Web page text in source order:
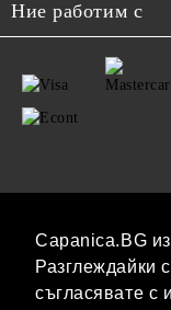
Capanica.BG
Разглеждайки
съгласявате с
Ние работим с
Нашият онлайн